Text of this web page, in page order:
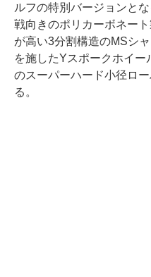
ルフの特別バージョンと
戦向きのポリカーボネー
が高い3分割構造のMSシ
を施したYスポークホイー
のスーパーハード小径ロ
る。